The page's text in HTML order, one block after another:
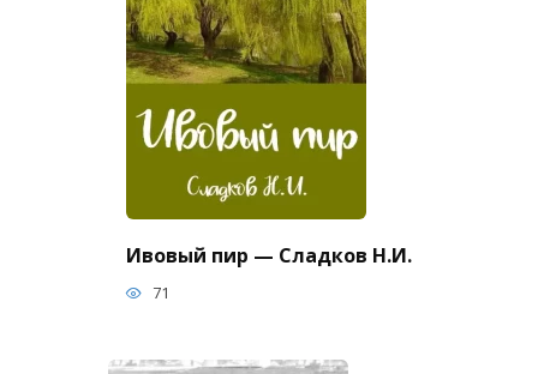
Ивовый пир — Сладков Н.И.
71